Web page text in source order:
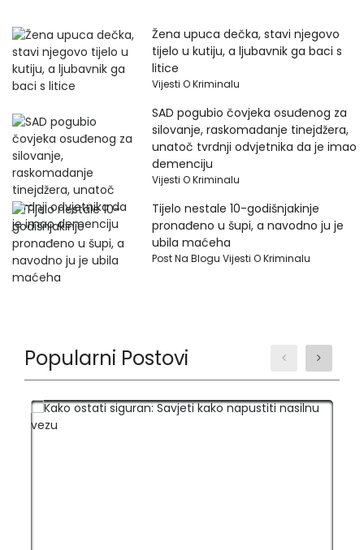
Žena upuca dečka, stavi njegovo
tijelo u kutiju, a ljubavnik ga baci s
litice
Vijesti O Kriminalu
SAD pogubio čovjeka osuđenog za
silovanje, raskomadanje tinejdžera,
unatoč tvrdnji odvjetnika da je imao
demenciju
Vijesti O Kriminalu
Tijelo nestale 10-godišnjakinje
pronađeno u šupi, a navodno ju je
ubila maćeha
Post Na Blogu Vijesti O Kriminalu
Popularni Postovi